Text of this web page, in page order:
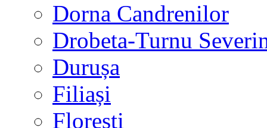
Dorna Candrenilor
Drobeta-Turnu
Durușa
Filiași
Florești